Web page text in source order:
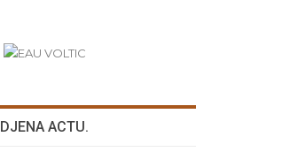
DJENA ACTU.